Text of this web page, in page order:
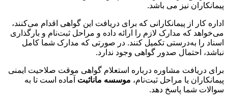
پیمانکاران نیز می باشد.
اداره کار از پیمانکارانی که برای دریافت این گواهی اقدام می‌کنند،
می‌خواهد که مدارک لازم را ارائه داده و مراحل ثبت‌نام و بارگذاری
اسناد را به‌درستی تکمیل کنند. در صورتی که مدارک شما کامل
نباشد، احتمال صدور گواهی وجود ندارد.
برای دریافت مشاوره درباره استعلام گواهی موقت صلاحیت ایمنی
پیمانکاران یا مراحل ثبت‌نام، موسسه ماناثبت آماده است تا به
سوالات شما پاسخ دهد.